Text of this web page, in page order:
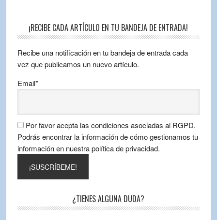
¡RECIBE CADA ARTÍCULO EN TU BANDEJA DE ENTRADA!
Recibe una notificación en tu bandeja de entrada cada
vez que publicamos un nuevo artículo.
Email*
Por favor acepta las condiciones asociadas al RGPD.
Podrás encontrar la información de cómo gestionamos tu
información en nuestra política de privacidad.
¿TIENES ALGUNA DUDA?